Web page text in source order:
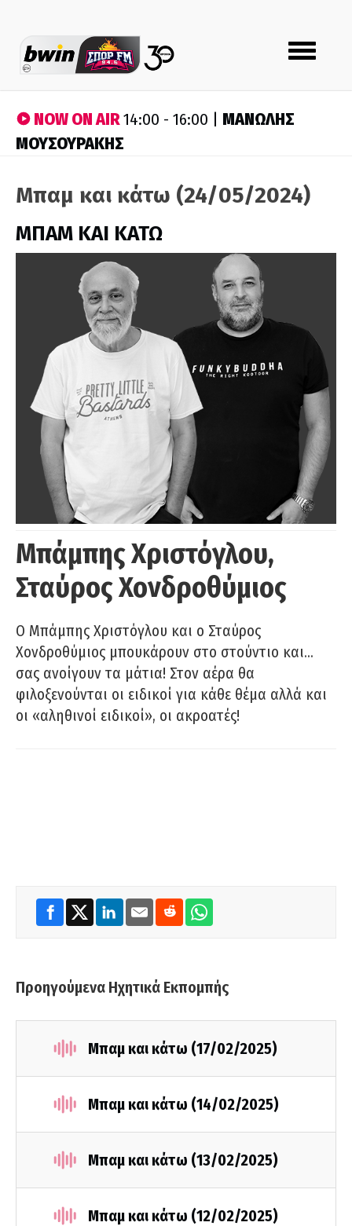
Toggle
navigation
NOW ON AIR14:00 - 16:00 | ΜΑΝΩΛΗΣ
ΜΟΥΣΟΥΡΑΚΗΣ
Μπαμ και κάτω (24/05/2024)
ΜΠΑΜ ΚΑΙ ΚΑΤΩ
Μπάμπης Χριστόγλου,
Σταύρος Χονδροθύμιος
O Μπάμπης Χριστόγλου και ο Σταύρος
Χονδροθύμιος μπουκάρουν στο στούντιο και…
σας ανοίγουν τα μάτια! Στον αέρα θα
φιλοξενούνται οι ειδικοί για κάθε θέμα αλλά και
οι «αληθινοί ειδικοί», οι ακροατές!
Προηγούμενα Ηχητικά Εκπομπής
Μπαμ και κάτω (17/02/2025)
Μπαμ και κάτω (14/02/2025)
Μπαμ και κάτω (13/02/2025)
Μπαμ και κάτω (12/02/2025)